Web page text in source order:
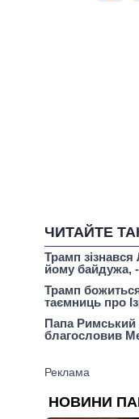
ЧИТАЙТЕ
Трамп зізнався
йому байдужа,
Трамп
таємниць про
Папа Римський
благословив